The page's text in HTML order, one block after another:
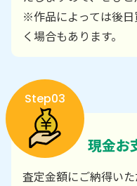
※作品によっては後
く場合もあります。
Step03
現金お
査定金額にご納得い